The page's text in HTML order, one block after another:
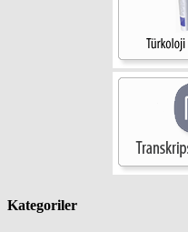
Kategoriler